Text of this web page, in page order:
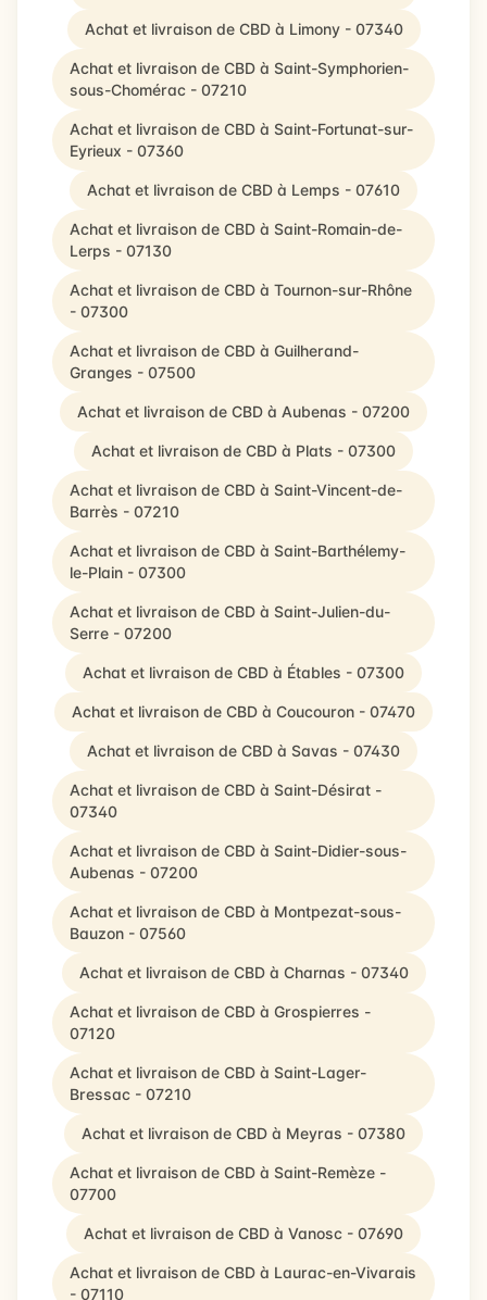
Achat et livraison de CBD à Limony - 07340
Achat et livraison de CBD à Saint-Symphorien-
sous-Chomérac - 07210
Achat et livraison de CBD à Saint-Fortunat-sur-
Eyrieux - 07360
Achat et livraison de CBD à Lemps - 07610
Achat et livraison de CBD à Saint-Romain-de-
Lerps - 07130
Achat et livraison de CBD à Tournon-sur-Rhône
- 07300
Achat et livraison de CBD à Guilherand-
Granges - 07500
Achat et livraison de CBD à Aubenas - 07200
Achat et livraison de CBD à Plats - 07300
Achat et livraison de CBD à Saint-Vincent-de-
Barrès - 07210
Achat et livraison de CBD à Saint-Barthélemy-
le-Plain - 07300
Achat et livraison de CBD à Saint-Julien-du-
Serre - 07200
Achat et livraison de CBD à Étables - 07300
Achat et livraison de CBD à Coucouron - 07470
Achat et livraison de CBD à Savas - 07430
Achat et livraison de CBD à Saint-Désirat -
07340
Achat et livraison de CBD à Saint-Didier-sous-
Aubenas - 07200
Achat et livraison de CBD à Montpezat-sous-
Bauzon - 07560
Achat et livraison de CBD à Charnas - 07340
Achat et livraison de CBD à Grospierres -
07120
Achat et livraison de CBD à Saint-Lager-
Bressac - 07210
Achat et livraison de CBD à Meyras - 07380
Achat et livraison de CBD à Saint-Remèze -
07700
Achat et livraison de CBD à Vanosc - 07690
Achat et livraison de CBD à Laurac-en-Vivarais
- 07110